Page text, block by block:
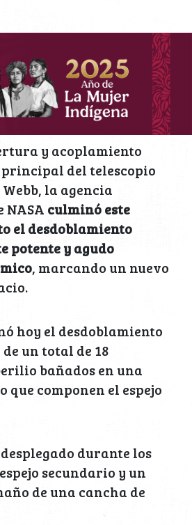
y acoplamiento
del telescopio
la agencia
NASA culminó este
el desdoblamiento
potente y agudo
, marcando un nuevo
hoy el desdoblamiento
un total de 18
bañados en una
que componen el espejo
durante los
secundario y un
de una cancha de